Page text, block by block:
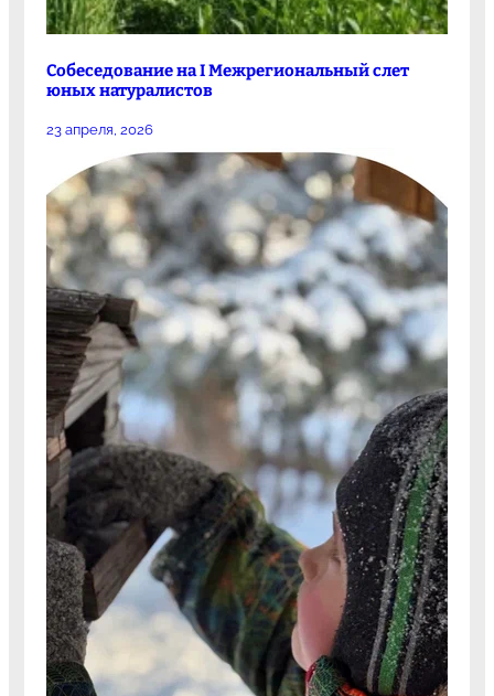
Собеседование на I Межрегиональный слет
юных натуралистов
23 апреля, 2026